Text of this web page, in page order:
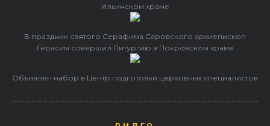
Ильинском храме
В праздник святого Серафима Саровского архиепископ
Герасим совершил Литургию в Покровском храме
Объявлен набор в Центр подготовки церковных специалистов